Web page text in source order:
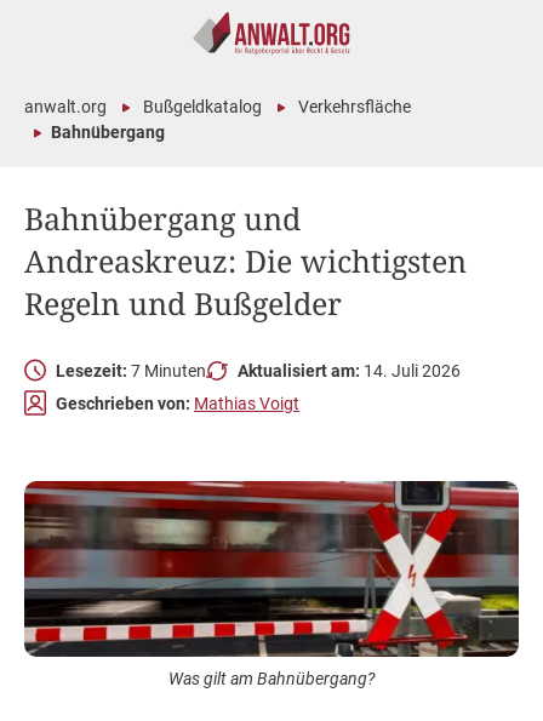
Bahnübergang und
Andreaskreuz: Die wichtigsten
Regeln und Bußgelder
anwalt.org Bußgeldkatalog
Verkehrsfläche
Bahnübergang
Lesezeit: 7 Minuten Aktualisiert am: 14. Juli 2026
Geschrieben von: Mathias Voigt
Was gilt am Bahnübergang?